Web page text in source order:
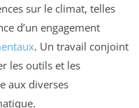
sur le climat, telles
d’un engagement
. Un travail conjoint
les outils et les
aux diverses